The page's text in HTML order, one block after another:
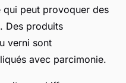
qui peut provoquer des
Des produits
verni sont
avec parcimonie.